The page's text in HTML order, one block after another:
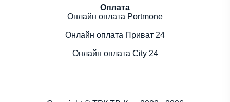
Оплата
Онлайн оплата Portmone
Онлайн оплата Приват 24
Онлайн оплата City 24